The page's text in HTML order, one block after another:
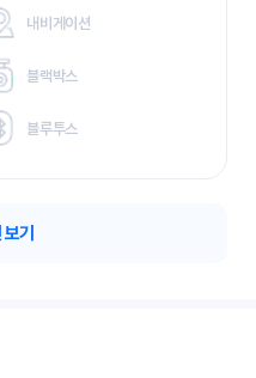
내비게이션
블랙박스
블루투스
기